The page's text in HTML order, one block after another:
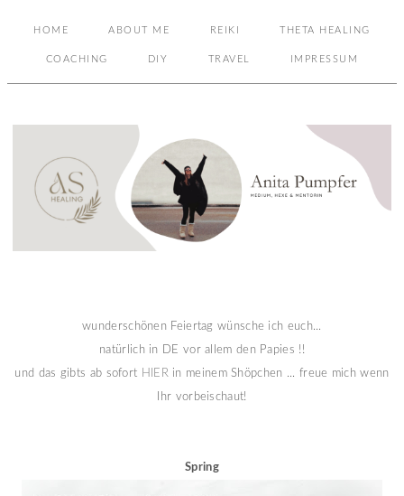
HOME ABOUT ME REIKI THETA HEALING
COACHING DIY TRAVEL IMPRESSUM
wunderschönen Feiertag wünsche ich euch...
natürlich in DE vor allem den Papies !!
und das gibts ab sofort HIERin meinem Shöpchen ... freue mich wenn
Ihr vorbeischaut!
Spring